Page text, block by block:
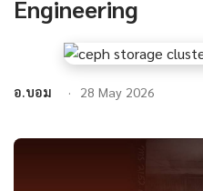
Engineering
อ.บอม 28 May 2026